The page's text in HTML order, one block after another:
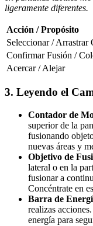
ligeramente diferentes.
Acción / Propósito
Seleccionar / Arrastrar
Confirmar Fusión /
Acercar / Alejar
3. Leyendo el
Contador de
superior de la
fusionando
nuevas áreas y
Objetivo de
lateral o en la
fusionar a
Concéntrate en
Barra de
realizas
energía para